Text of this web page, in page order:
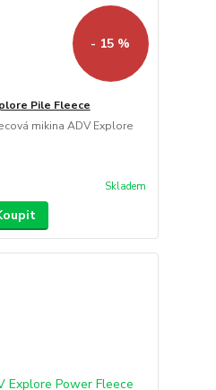
- 15 %
Pile Fleece
mikina ADV Explore
Skladem